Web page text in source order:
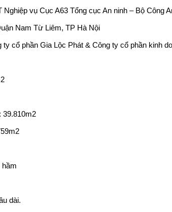
vụ Cục A63 Tổng cục An ninh – Bộ Công
Nam Từ Liêm, TP Hà Nội
ty cổ phần Gia Lộc Phát & Công ty cổ phần kinh
39.810m2
hầm
dài.